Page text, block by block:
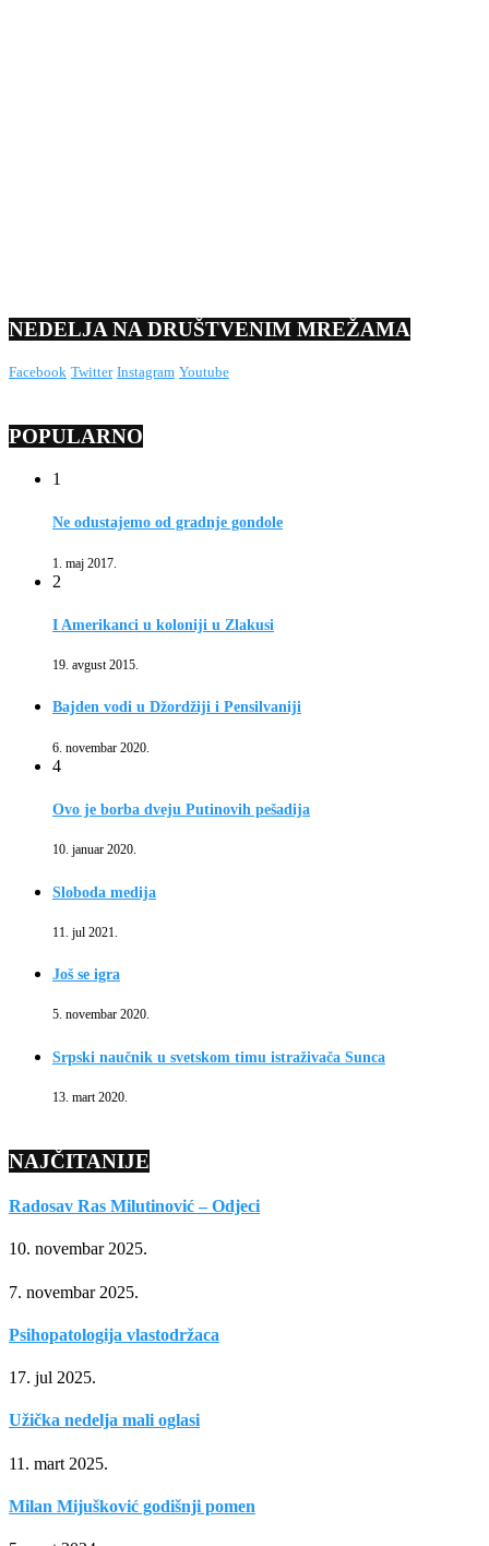
NEDELJA NA DRUŠTVENIM MREŽAMA
Facebook Twitter Instagram Youtube
POPULARNO
1
Ne odustajemo od gradnje gondole
1. maj 2017.
2
I Amerikanci u koloniji u Zlakusi
19. avgust 2015.
Bajden vodi u Džordžiji i Pensilvaniji
6. novembar 2020.
4
Ovo je borba dveju Putinovih pešadija
10. januar 2020.
Sloboda medija
11. jul 2021.
Još se igra
5. novembar 2020.
Srpski naučnik u svetskom timu istraživača Sunca
13. mart 2020.
NAJČITANIJE
Radosav Ras Milutinović – Odjeci
10. novembar 2025.
7. novembar 2025.
Psihopatologija vlastodržaca
17. jul 2025.
Užička nedelja mali oglasi
11. mart 2025.
Milan Mijušković godišnji pomen